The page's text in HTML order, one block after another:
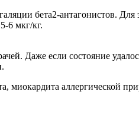
бета2-антагонистов.
6 мкг/кг.
Даже если состояние
миокардита аллергической